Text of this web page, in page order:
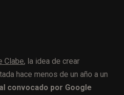
Clabe, la idea de crear
hace menos de un año a un
convocado por Google